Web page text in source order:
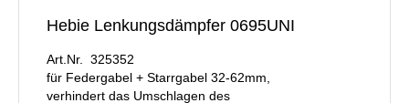
Hebie Lenkungsdämpfer 0695UNI
Art.Nr. 325352
für Federgabel + Starrgabel 32-62mm,
verhindert das Umschlagen des